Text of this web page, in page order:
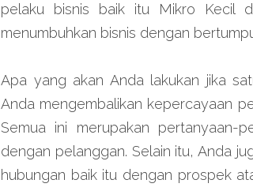
pelaku bisnis baik itu Mikro Kecil
menumbuhkan bisnis dengan
Apa yang akan Anda lakukan jika
Anda mengembalikan kepercayaan
Semua ini merupakan pertanyaan-
dengan pelanggan. Selain itu, Anda
hubungan baik itu dengan prospek